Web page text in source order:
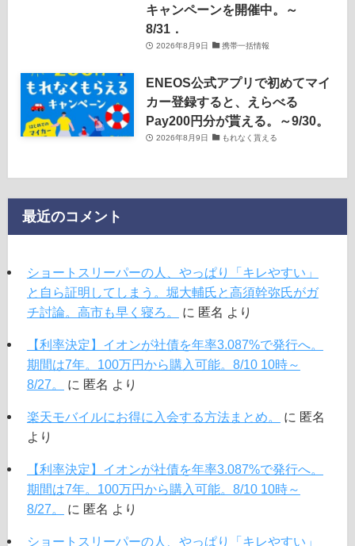
キャンペーンを開催中。～
8/31．
2026年8月9日 携帯一括情報
ENEOS公式アプリで初めてマイ
カー登録すると、えらべる
Pay200円分が貰える。～9/30。
2026年8月9日 もれなく貰える
最近のコメント
ショートスリーパーの人、やっぱり「キレやすい」
と自ら証明してしまう。堀大輔氏と高須幹弥氏がガ
チ討論。高市も早く寝ろ。
に 匿名 より
【利率決定】イオンが社債を年率3.087%で発行へ。
期間は7年。100万円から購入可能。8/10 10時～
8/27。
に 匿名 より
楽天モバイルにお得に入会する方法まとめ。 に 匿名
より
【利率決定】イオンが社債を年率3.087%で発行へ。
期間は7年。100万円から購入可能。8/10 10時～
8/27。
に 匿名 より
ショートスリーパーの人、やっぱり「キレやすい」